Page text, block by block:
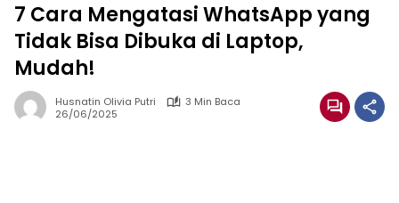
7 Cara Mengatasi WhatsApp yang
Tidak Bisa Dibuka di Laptop,
Mudah!
Husnatin Olivia Putri
3 Min Baca
26/06/2025